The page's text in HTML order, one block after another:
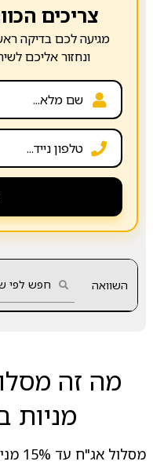
צריכים
מגיעה לכם בדיקה
ונחזור אליכם
השוואה
מניות